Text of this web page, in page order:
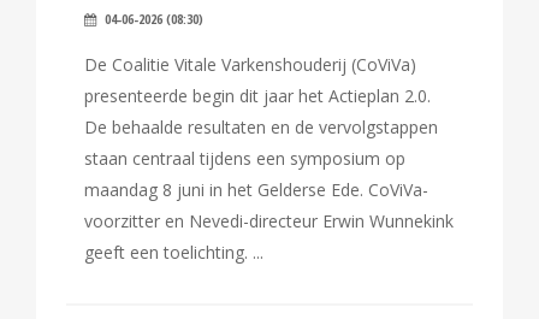
04-06-2026 (08:30)
De Coalitie Vitale Varkenshouderij (CoViVa)
presenteerde begin dit jaar het Actieplan 2.0.
De behaalde resultaten en de vervolgstappen
staan centraal tijdens een symposium op
maandag 8 juni in het Gelderse Ede. CoViVa-
voorzitter en Nevedi-directeur Erwin Wunnekink
geeft een toelichting.